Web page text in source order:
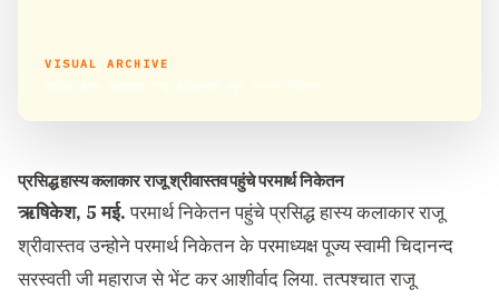
VISUAL ARCHIVE
प्रसिद्ध हास्य कलाकार राजू श्रीवास्तव पहुंचे परमार्थ निकेतन
ऋषिकेश, 5 मई. परमार्थ निकेतन पहुंचे प्रसिद्ध हास्य कलाकार राजू
श्रीवास्तव उन्होने परमार्थ निकेतन के परमाध्यक्ष पूज्य स्वामी चिदानन्द
सरस्वती जी महाराज से भेंट कर आशीर्वाद लिया. तत्पश्चात राजू